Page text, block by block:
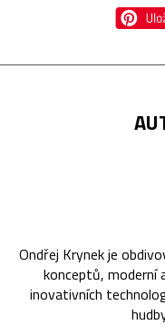
Ondřej Krynek je
konceptů, moderní
inovativních